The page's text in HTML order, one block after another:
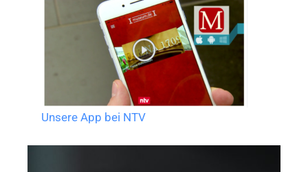
Unsere App bei NTV